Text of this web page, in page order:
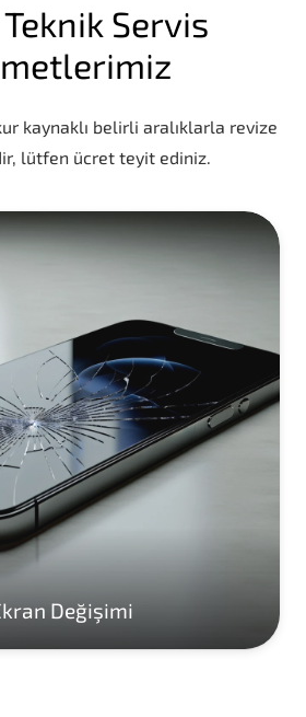
Servis
kaynaklı belirli aralıklarla revize
lütfen ücret teyit ediniz.
Değişimi